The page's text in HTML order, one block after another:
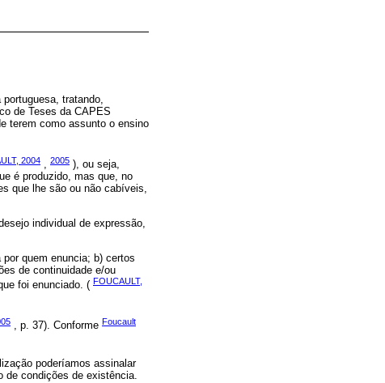
tratando,
de Teses da CAPES
terem como assunto o ensino
2004 , 2005 ), ou seja,
é produzido, mas que, no
que lhe são ou não cabíveis,
individual de expressão,
quem enuncia; b) certos
de continuidade e/ou
foi enunciado. ( FOUCAULT,
, p. 37). Conforme Foucault
poderíamos assinalar
de condições de existência.